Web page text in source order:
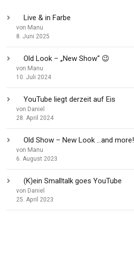
Live & in Farbe
von Manu
8. Juni 2025
Old Look – „New Show“ 😉
von Manu
10. Juli 2024
YouTube liegt derzeit auf Eis
von Daniel
28. April 2024
Old Show – New Look …and more!
von Manu
6. August 2023
(K)ein Smalltalk goes YouTube
von Daniel
25. April 2023